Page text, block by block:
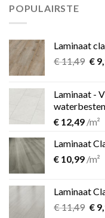
POPULAIRSTE
Laminaat
€11,49
€
€
Laminaat -
€ 12,49 /m²
Laminaat
€ 10,99 /m²
Laminaat
€11,49 €